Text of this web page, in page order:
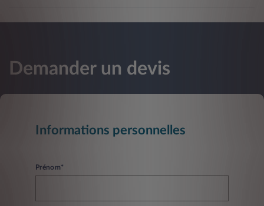
Demander un devis
Informations personnelles
Prénom*